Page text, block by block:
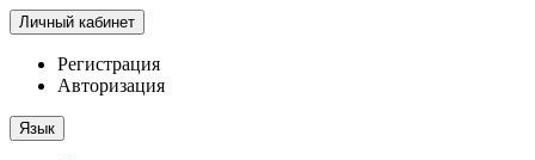
Личный кабинет
Регистрация
Авторизация
Язык